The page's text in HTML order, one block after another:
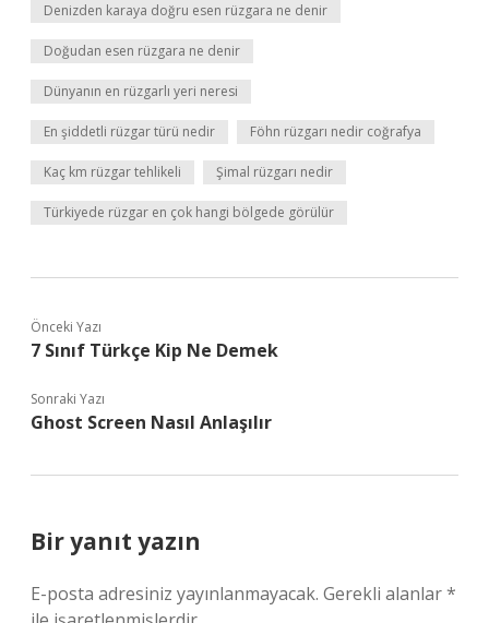
Denizden karaya doğru esen rüzgara ne denir
Doğudan esen rüzgara ne denir
Dünyanın en rüzgarlı yeri neresi
En şiddetli rüzgar türü nedir Föhn rüzgarı nedir coğrafya
Kaç km rüzgar tehlikeli Şimal rüzgarı nedir
Türkiyede rüzgar en çok hangi bölgede görülür
Önceki Yazı
7 Sınıf Türkçe Kip Ne Demek
Sonraki Yazı
Ghost Screen Nasıl Anlaşılır
Bir yanıt yazın
E-posta adresiniz yayınlanmayacak. Gerekli alanlar*